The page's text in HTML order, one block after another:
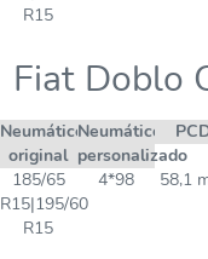
R15
Fiat Doblo
Neumático
original
Neumático
personalizado
185/65
R15|195/60
R15
4*98 58,1